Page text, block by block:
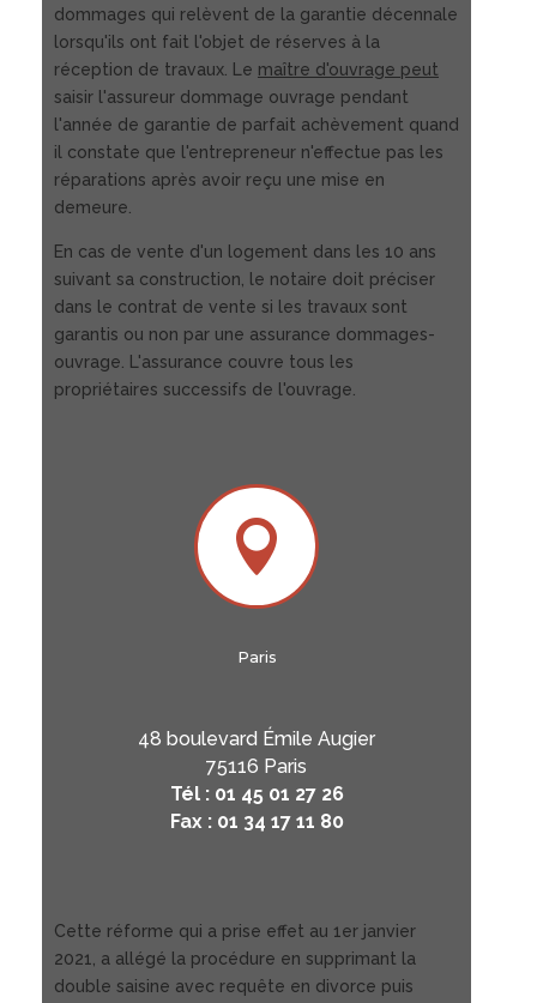
dommages qui relèvent de la garantie décennale
lorsqu'ils ont fait l'objet de réserves à la
réception de travaux. Le maître d'ouvrage peut
saisir l'assureur dommage ouvrage pendant
l'année de garantie de parfait achèvement quand
il constate que l'entrepreneur n'effectue pas les
réparations après avoir reçu une mise en
demeure.
En cas de vente d'un logement dans les 10 ans
suivant sa construction, le notaire doit préciser
dans le contrat de vente si les travaux sont
garantis ou non par une assurance dommages-
ouvrage. L'assurance couvre tous les
propriétaires successifs de l'ouvrage.

Paris
48 boulevard Émile Augier
75116 Paris
Tél : 01 45 01 27 26
Fax : 01 34 17 11 80
Cette réforme qui a prise effet au 1er janvier
2021, a allégé la procédure en supprimant la
double saisine avec requête en divorce puis